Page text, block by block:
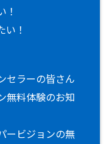
！
！
セラーの皆さん
無料体験のお知
ービジョンの無